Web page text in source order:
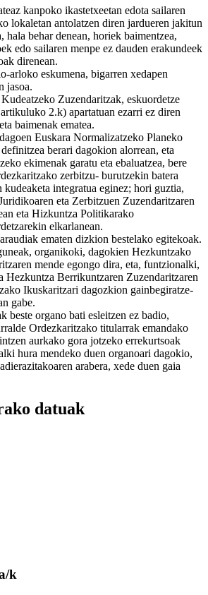
kanpoko ikastetxeetan edota sailaren
lokaletan antolatzen diren jardueren jakitun
hala behar denean, horiek baimentzea,
edo sailaren menpe ez dauden erakundeek
direnean.
arloko eskumena, bigarren xedapen
jasoa.
Zuzendaritzak, eskuordetze
2.k) apartatuan ezarri ez diren
baimenak ematea.
Euskara Normalizatzeko Planeko
berari dagokion alorrean, eta
ekimenak garatu eta ebaluatzea, bere
zerbitzu- burutzekin batera
kudeaketa integratua eginez; hori guztia,
eta Zerbitzuen Zuzendaritzaren
eta Hizkuntza Politikarako
elkarlanean.
ematen dizkion bestelako egitekoak.
organikoki, dagokien Hezkuntzako
mende egongo dira, eta, funtzionalki,
Hezkuntza Berrikuntzaren Zuzendaritzaren
Ikuskaritzari dagozkion gainbegiratze-
gabe.
beste organo bati esleitzen ez badio,
Ordezkaritzako titularrak emandako
aurkako gora jotzeko errekurtsoak
hura mendeko duen organoari dagokio,
arabera, xede duen gaia
datuak
k